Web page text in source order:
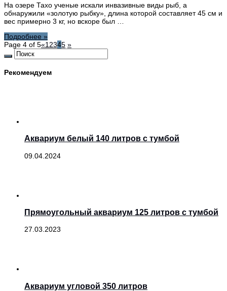
На озере Тахо ученые искали инвазивные виды рыб, а
обнаружили «золотую рыбку», длина которой составляет 45 см и
вес примерно 3 кг, но вскоре был …
Подробнее »
Page 4 of 5«1 2345 »
Рекомендуем
Аквариум белый 140 литров с тумбой
09.04.2024
Прямоугольный аквариум 125 литров с тумбой
27.03.2023
Аквариум угловой 350 литров